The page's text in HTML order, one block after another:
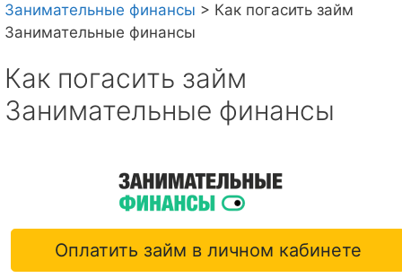
Занимательные финансы > Как погасить займ
Занимательные финансы
Как погасить займ
Занимательные финансы
Оплатить займ в личном кабинете